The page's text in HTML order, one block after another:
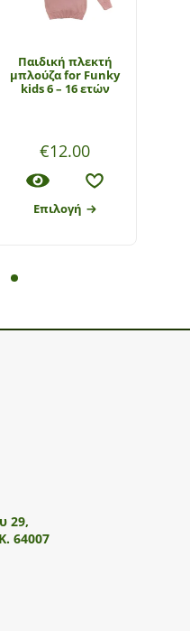
Παιδική πλεκτή
μπλούζα for Funky
kids 6 – 16 ετών
€12.00
Επιλογή
29,
64007